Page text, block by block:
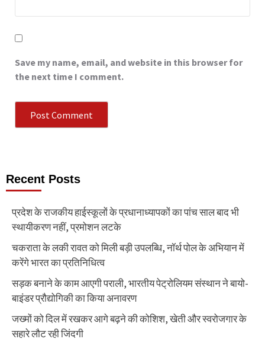
Save my name, email, and website in this browser for
the next time I comment.
Recent Posts
प्रदेश के राजकीय हाईस्कूलों के प्रधानाध्यापकों का पांच साल बाद भी
स्थायीकरण नहीं, प्रमोशन लटके
चकराता के लकी रावत को मिली बड़ी उपलब्धि, नॉर्थ पोल के अभियान में
करेंगे भारत का प्रतिनिधित्व
सड़क बनाने के काम आएगी पराली, भारतीय पेट्रोलियम संस्थान ने बायो-
बाइंडर प्रौद्योगिकी का किया अनावरण
जख्मों को दिल में रखकर आगे बढ़ने की कोशिश, खेती और स्वरोजगार के
सहारे लौट रही जिंदगी